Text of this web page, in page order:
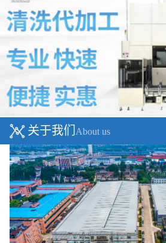
关于我们 About us